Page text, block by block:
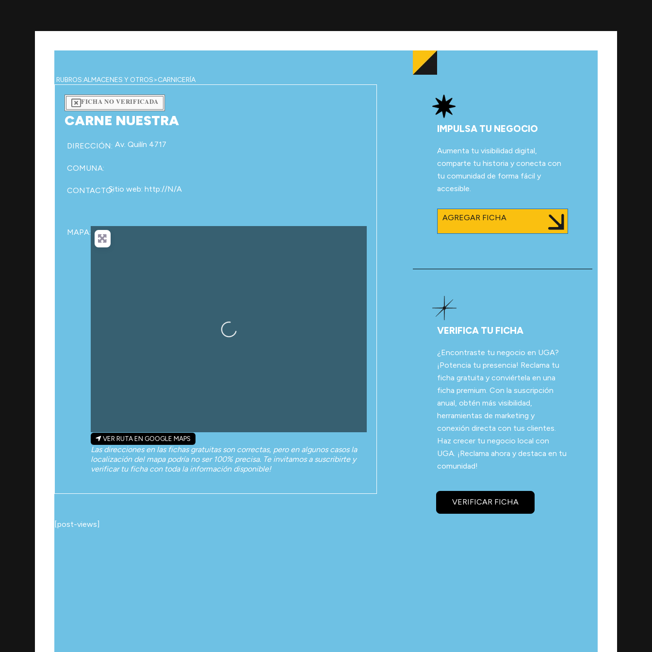
contenido
RUBROS:ALMACENES Y OTROS>CARNICERÍA
FICHA NO VERIFICADA
CARNE NUESTRA
DIRECCIÓN: Av. Quilín 4717
COMUNA:
CONTACTO:Sitio web: http://N/A
MAPA:
Cargando…
VER RUTA EN GOOGLE MAPS
Las direcciones en las fichas gratuitas son correctas, pero en algunos casos la
localización del mapa podría no ser 100% precisa. Te invitamos a suscribirte y
verificar tu ficha con toda la información disponible!
[post-views]
IMPULSA TU NEGOCIO
Aumenta tu visibilidad digital,
comparte tu historia y conecta con
tu comunidad de forma fácil y
accesible.
AGREGAR FICHA
VERIFICA TU FICHA
¿Encontraste tu negocio en UGA?
¡Potencia tu presencia! Reclama tu
ficha gratuita y conviértela en una
ficha premium. Con la suscripción
anual, obtén más visibilidad,
herramientas de marketing y
conexión directa con tus clientes.
Haz crecer tu negocio local con
UGA. ¡Reclama ahora y destaca en tu
comunidad!
VERIFICAR FICHA